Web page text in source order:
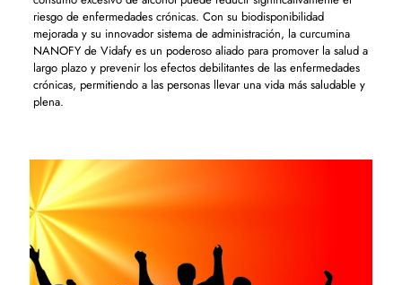
riesgo de enfermedades crónicas. Con su biodisponibilidad
mejorada y su innovador sistema de administración, la curcumina
NANOFY de Vidafy es un poderoso aliado para promover la salud a
largo plazo y prevenir los efectos debilitantes de las enfermedades
crónicas, permitiendo a las personas llevar una vida más saludable y
plena.